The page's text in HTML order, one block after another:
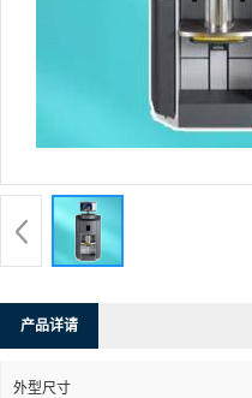
产品详请
外型尺寸